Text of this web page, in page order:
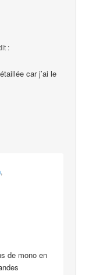
:
car j’ai le
,
de mono en